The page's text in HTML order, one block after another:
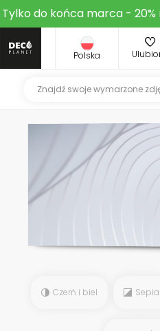
Tylko do końca marca -
Polska
Czerń i biel Sepia